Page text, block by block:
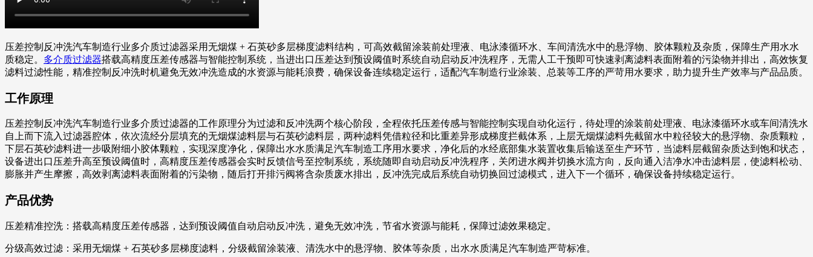
压差控制反冲洗汽车制造行业多介质过滤器采用无烟煤 + 石英砂多层梯度滤料结构，可高效截留涂装前处理液、电泳漆循环水、车间清洗水中的悬浮物、胶体颗粒及杂质，保障生产用水水
质稳定。 多介质过滤器搭载高精度压差传感器与智能控制系统，当进出口压差达到预设阈值时系统自动启动反冲洗程序，无需人工干预即可快速剥离滤料表面附着的污染物并排出，高效恢复
滤料过滤性能，精准控制反冲洗时机避免无效冲洗造成的水资源与能耗浪费，确保设备连续稳定运行，适配汽车制造行业涂装、总装等工序的严苛用水要求，助力提升生产效率与产品品质。
工作原理
压差控制反冲洗汽车制造行业多介质过滤器的工作原理分为过滤和反冲洗两个核心阶段，全程依托压差传感与智能控制实现自动化运行，待处理的涂装前处理液、电泳漆循环水或车间清洗水
自上而下流入过滤器腔体，依次流经分层填充的无烟煤滤料层与石英砂滤料层，两种滤料凭借粒径和比重差异形成梯度拦截体系，上层无烟煤滤料先截留水中粒径较大的悬浮物、杂质颗粒，
下层石英砂滤料进一步吸附细小胶体颗粒，实现深度净化，保障出水水质满足汽车制造工序用水要求，净化后的水经底部集水装置收集后输送至生产环节，当滤料层截留杂质达到饱和状态，
设备进出口压差升高至预设阈值时，高精度压差传感器会实时反馈信号至控制系统，系统随即自动启动反冲洗程序，关闭进水阀并切换水流方向，反向通入洁净水冲击滤料层，使滤料松动、
膨胀并产生摩擦，高效剥离滤料表面附着的污染物，随后打开排污阀将含杂质废水排出，反冲洗完成后系统自动切换回过滤模式，进入下一个循环，确保设备持续稳定运行。
产品优势
压差精准控洗：搭载高精度压差传感器，达到预设阈值自动启动反冲洗，避免无效冲洗，节省水资源与能耗，保障过滤效果稳定。
分级高效过滤：采用无烟煤 + 石英砂多层梯度滤料，分级截留涂装液、清洗水中的悬浮物、胶体等杂质，出水水质满足汽车制造严苛标准。